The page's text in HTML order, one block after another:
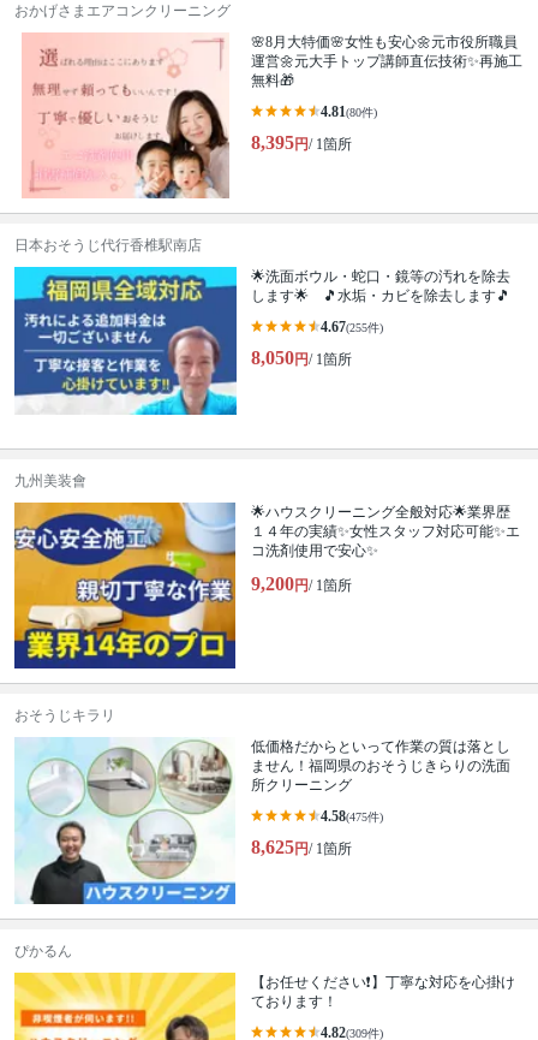
おかげさまエアコンクリーニング
🌸8月大特価🌸女性も安心🌼元市役所職員
運営🌼元大手トップ講師直伝技術✨再施工
無料🎁
4.81(80件)
8,395円/ 1箇所
日本おそうじ代行香椎駅南店
🌟洗面ボウル・蛇口・鏡等の汚れを除去
します🌟 🎵水垢・カビを除去します🎵
4.67(255件)
8,050円/ 1箇所
九州美装會
🌟ハウスクリーニング全般対応🌟業界歴
１４年の実績✨女性スタッフ対応可能✨エ
コ洗剤使用で安心✨
9,200円/ 1箇所
おそうじキラリ
低価格だからといって作業の質は落とし
ません！福岡県のおそうじきらりの洗面
所クリーニング
4.58(475件)
8,625円/ 1箇所
ぴかるん
【お任せください❗️】丁寧な対応を心掛け
ております！
4.82(309件)